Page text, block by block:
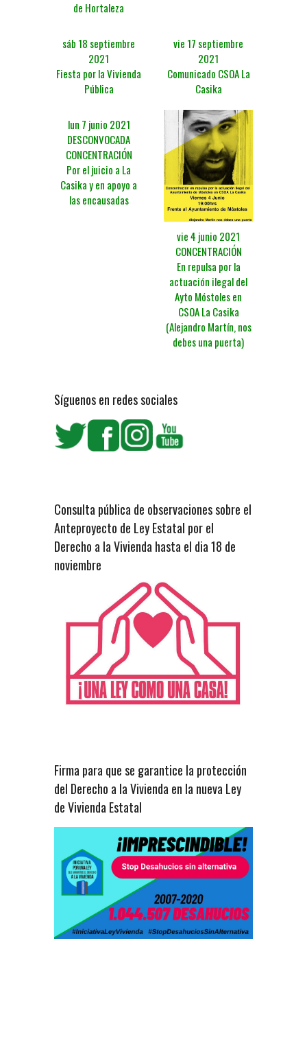
de Hortaleza
sáb 18 septiembre
2021
Fiesta por la Vivienda
Pública
vie 17 septiembre
2021
Comunicado CSOA La
Casika
lun 7 junio 2021
DESCONVOCADA
CONCENTRACIÓN
Por el juicio a La
Casika y en apoyo a
las encausadas
vie 4 junio 2021
CONCENTRACIÓN
En repulsa por la
actuación ilegal del
Ayto Móstoles en
CSOA La Casika
(Alejandro Martín, nos
debes una puerta)
Síguenos en redes sociales
Consulta pública de observaciones sobre el
Anteproyecto de Ley Estatal por el
Derecho a la Vivienda hasta el dia 18 de
noviembre
Firma para que se garantice la protección
del Derecho a la Vivienda en la nueva Ley
de Vivienda Estatal